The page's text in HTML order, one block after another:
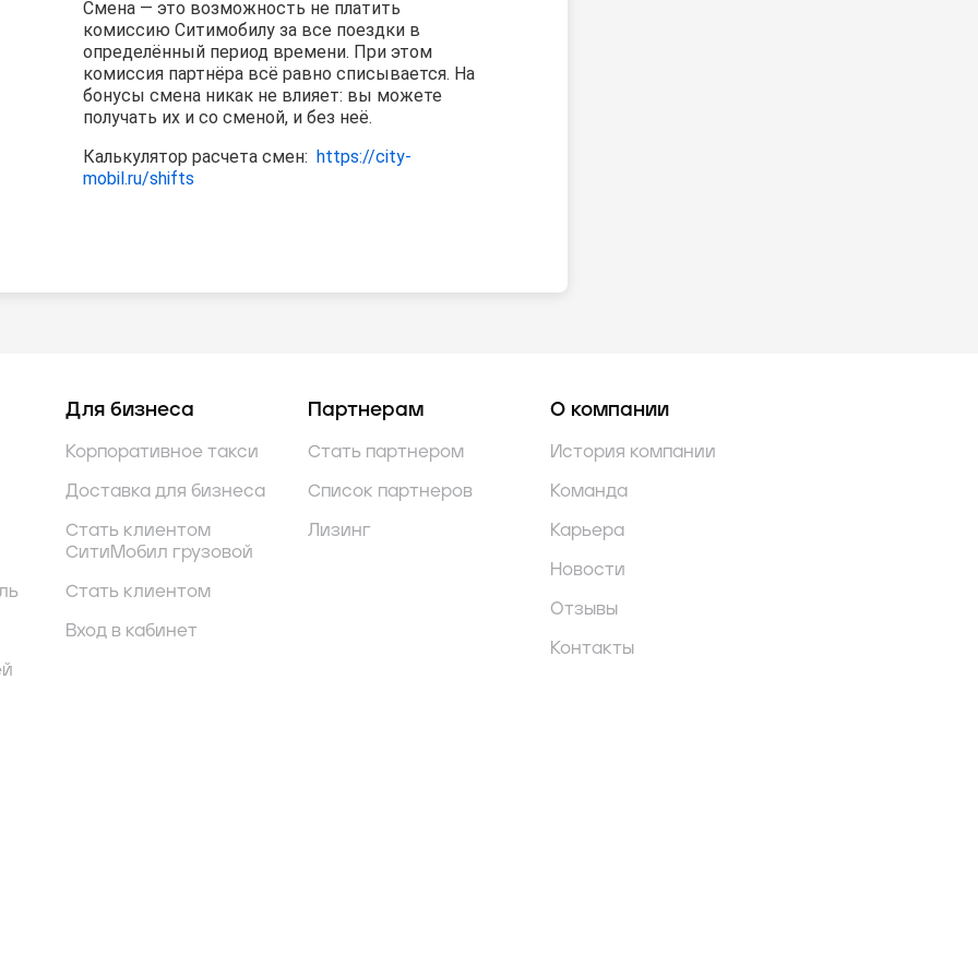
Смена — это возможность не платить
комиссию Ситимобилу за все поездки в
определённый период времени. При этом
комиссия партнёра всё равно списывается. На
бонусы смена никак не влияет: вы можете
получать их и со сменой, и без неё.
Калькулятор расчета смен: https://city-
mobil.ru/shifts
Смена — это возможность не платить
комиссию Ситимобилу за все поездки в
определённый период времени. При этом
комиссия партнёра всё равно списывается. На
бонусы смена никак не влияет: вы можете
получать их и со сменой, и без неё.
Калькулятор расчета смен: https://city-
mobil.ru/shifts
Смена — это возможность не платить
комиссию Ситимобилу за все поездки в
определённый период времени. При этом
комиссия партнёра всё равно списывается. На
бонусы смена никак не влияет: вы можете
получать их и со сменой, и без неё.
Калькулятор расчета смен: https://city-
mobil.ru/shifts
Для бизнеса
Корпоративное такси
Доставка для бизнеса
Стать клиентом
СитиМобил грузовой
Стать клиентом
Вход в кабинет
Партнерам
Стать партнером
Список партнеров
Лизинг
О компании
История компании
Команда
Карьера
Новости
Отзывы
Контакты